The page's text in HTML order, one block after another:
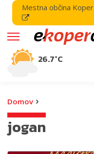
Mestna občina Koper
26.7°C
Domov ›
jogan